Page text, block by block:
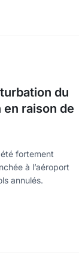
du
raison de
fortement
à l’aéroport
annulés.